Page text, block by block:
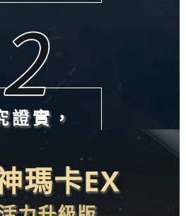
證實，
酸可幫
進一氧
瑪卡EX